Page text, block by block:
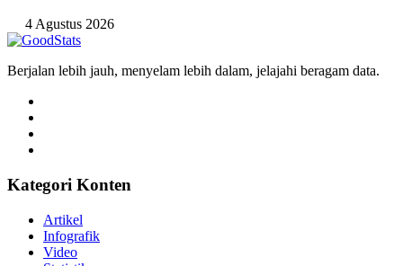
4 Agustus 2026
Berjalan lebih jauh, menyelam lebih dalam, jelajahi beragam data.
Kategori Konten
Artikel
Infografik
Video